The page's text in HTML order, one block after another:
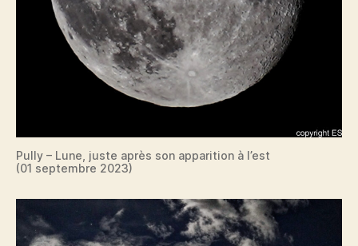
Pully – Lune, juste après son apparition à l’est
(01 septembre 2023)